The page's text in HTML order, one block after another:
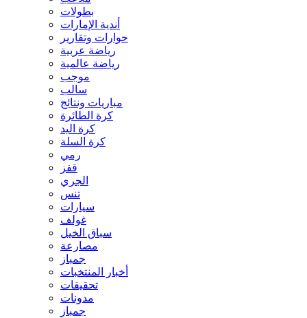
بطولات
أندية الإمارات
حوارات وتقارير
رياضة عربية
رياضة عالمية
موجب
سالب
مباريات ونتائج
كرة الطائرة
كرة اليد
كرة السلة
رمي
قفز
الجري
تنس
سيارات
غولف
سباق الخيل
مصارعة
جمباز
أخبار المنتخبات
تحقيقات
مدونات
جمباز